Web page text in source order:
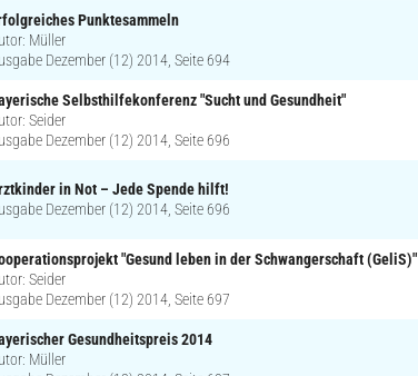
Punktesammeln
Müller
Dezember (12) 2014, Seite 694
Selbsthilfekonferenz "Sucht und Gesundheit"
Seider
Dezember (12) 2014, Seite 696
in Not – Jede Spende hilft!
Dezember (12) 2014, Seite 696
"Gesund leben in der Schwangerschaft (GeliS)"
Seider
Dezember (12) 2014, Seite 697
Gesundheitspreis 2014
Müller